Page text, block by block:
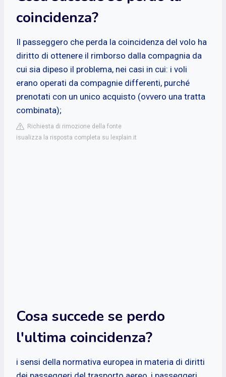
coincidenza?
Il passeggero che perda la coincidenza del volo ha
diritto di ottenere il rimborso dalla compagnia da
cui sia dipeso il problema, nei casi in cui: i voli
erano operati da compagnie differenti, purché
prenotati con un unico acquisto (ovvero una tratta
combinata);
Richiesta di rimozione della fonte
isualizza la risposta completa su lexplain.it
Cosa succede se perdo
l'ultima coincidenza?
i sensi della normativa europea in materia di diritti